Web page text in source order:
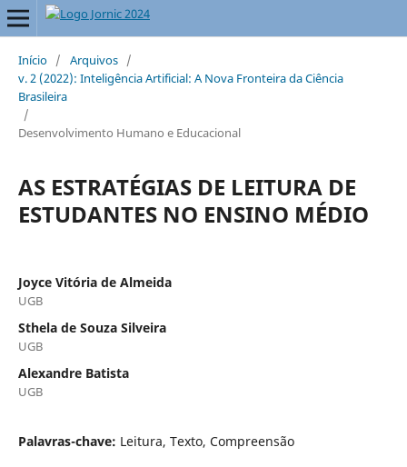
Início / Arquivos /
v. 2 (2022): Inteligência Artificial: A Nova Fronteira da Ciência
Brasileira
/
Desenvolvimento Humano e Educacional
AS ESTRATÉGIAS DE LEITURA DE
ESTUDANTES NO ENSINO MÉDIO
Joyce Vitória de Almeida
UGB
Sthela de Souza Silveira
UGB
Alexandre Batista
UGB
Palavras-chave: Leitura, Texto, Compreensão